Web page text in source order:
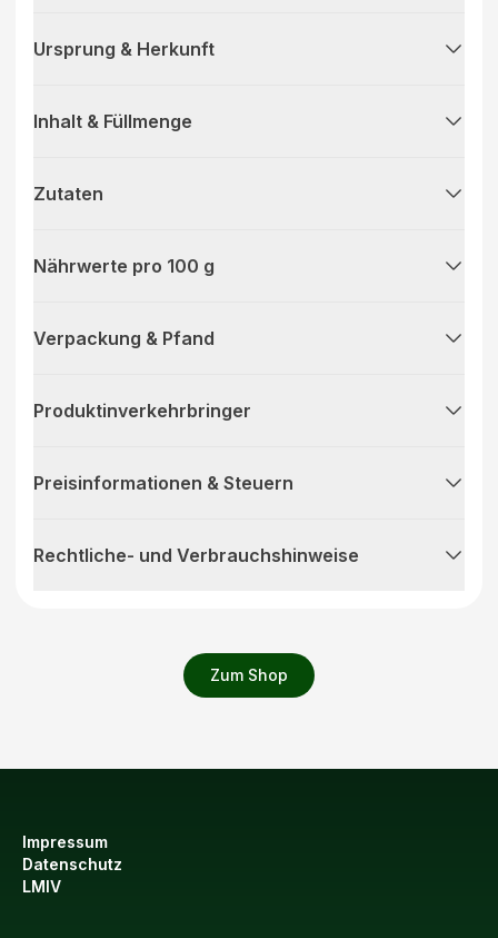
Zum Shop
Ursprung & Herkunft
Inhalt & Füllmenge
Zutaten
Nährwerte pro 100 g
Verpackung & Pfand
Produktinverkehrbringer
Preisinformationen & Steuern
Rechtliche- und Verbrauchshinweise
Impressum
Datenschutz
LMIV